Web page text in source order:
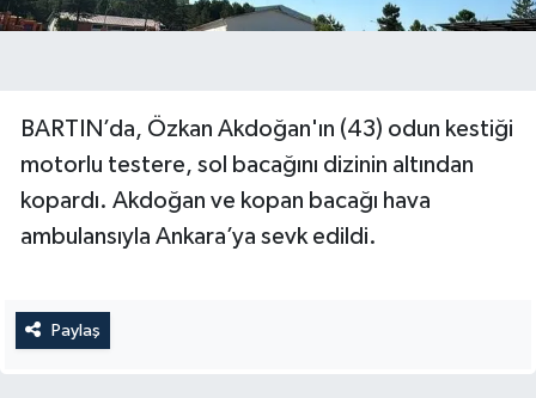
BARTIN’da, Özkan Akdoğan'ın (43) odun kestiği
motorlu testere, sol bacağını dizinin altından
kopardı. Akdoğan ve kopan bacağı hava
ambulansıyla Ankara’ya sevk edildi.
Paylaş